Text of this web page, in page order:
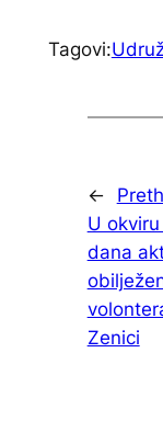
Tagovi:
←
U okviru
dana
Zenici